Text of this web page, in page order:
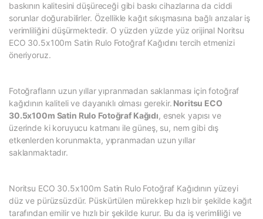
baskının kalitesini düşüreceği gibi baskı cihazlarına da ciddi
sorunlar doğurabilirler. Özellikle kağıt sıkışmasına bağlı arızalar iş
verimliliğini düşürmektedir. O yüzden yüzde yüz orijinal Noritsu
ECO 30.5x100m Satin Rulo Fotoğraf Kağıdını tercih etmenizi
öneriyoruz.
Fotoğrafların uzun yıllar yıpranmadan saklanması için fotoğraf
kağıdının kaliteli ve dayanıklı olması gerekir. Noritsu ECO
30.5x100m Satin Rulo Fotoğraf Kağıdı, esnek yapısı ve
üzerinde ki koruyucu katmanı ile güneş, su, nem gibi dış
etkenlerden korunmakta, yıpranmadan uzun yıllar
saklanmaktadır.
Noritsu ECO 30.5x100m Satin Rulo Fotoğraf Kağıdının yüzeyi
düz ve pürüzsüzdür. Püskürtülen mürekkep hızlı bir şekilde kağıt
tarafından emilir ve hızlı bir şekilde kurur. Bu da iş verimliliği ve